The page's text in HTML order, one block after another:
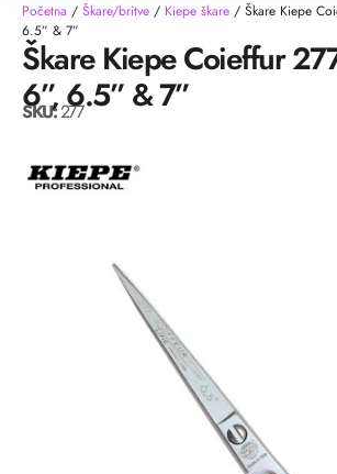
Početna / Škare/britve / Kiepe škare / Škare Kiepe
6.5” & 7”
Škare Kiepe Coieffur
6”, 6.5” & 7”
SKU:277